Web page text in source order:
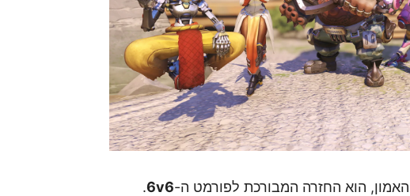
הוא החזרה המבורכת לפורמט ה-6v6
.